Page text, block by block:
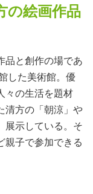
の絵画作品
品と創作の場であ
した美術館。優
々の生活を題材
清方の「朝涼」や
展示している。そ
親子で参加できる